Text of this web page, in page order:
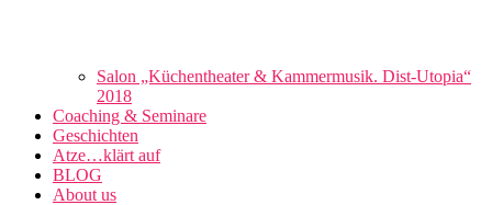
Salon „Küchentheater & Kammermusik. Dist-Utopia“
2018
Coaching & Seminare
Geschichten
Atze…klärt auf
BLOG
About us